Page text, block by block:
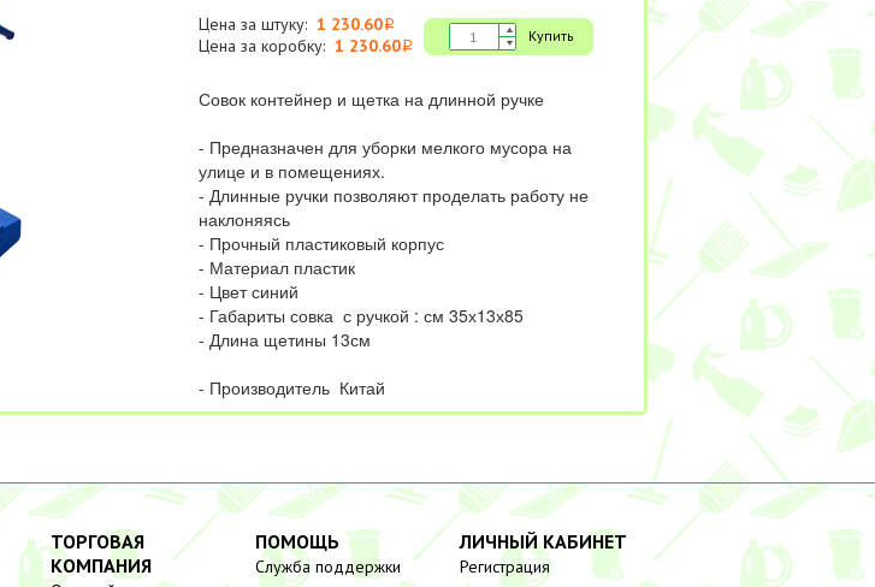
Цена за штуку: 1 230.60i
Цена за коробку: 1 230.60i
Купить
Совок контейнер и щетка на длинной ручке
- Предназначен для уборки мелкого мусора на
улице и в помещениях.
- Длинные ручки позволяют проделать работу не
наклоняясь
- Прочный пластиковый корпус
- Материал пластик
- Цвет синий
- Габариты совка с ручкой : см 35х13х85
- Длина щетины 13см
- Производитель Китай
ТОРГОВАЯ
КОМПАНИЯ
ПОМОЩЬ
Служба поддержки
ЛИЧНЫЙ КАБИНЕТ
Регистрация